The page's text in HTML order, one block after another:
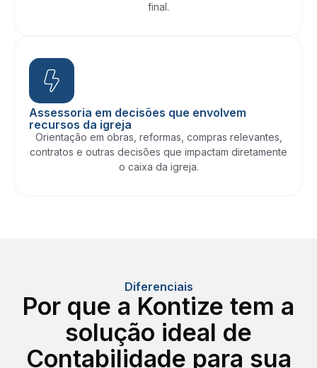
final.
Assessoria em decisões que envolvem
recursos da igreja
Orientação em obras, reformas, compras relevantes,
contratos e outras decisões que impactam diretamente
o caixa da igreja.
Diferenciais
Por que a Kontize tem a
solução ideal de
Contabilidade para sua